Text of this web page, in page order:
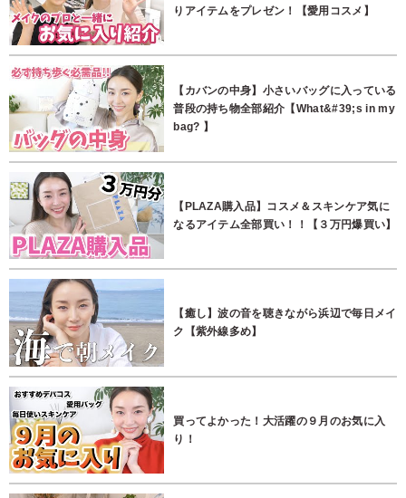
りアイテムをプレゼン！【愛用コスメ】
【カバンの中身】小さいバッグに入っている
普段の持ち物全部紹介【What&#39;s in my
bag? 】
【PLAZA購入品】コスメ＆スキンケア気に
なるアイテム全部買い！！【３万円爆買い】
【癒し】波の音を聴きながら浜辺で毎日メイ
ク【紫外線多め】
買ってよかった！大活躍の９月のお気に入
り！